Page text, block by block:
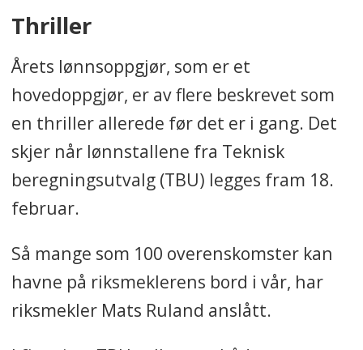
Thriller
Årets lønnsoppgjør, som er et
hovedoppgjør, er av flere beskrevet som
en thriller allerede før det er i gang. Det
skjer når lønnstallene fra Teknisk
beregningsutvalg (TBU) legges fram 18.
februar.
Så mange som 100 overenskomster kan
havne på riksmeklerens bord i vår, har
riksmekler Mats Ruland anslått.